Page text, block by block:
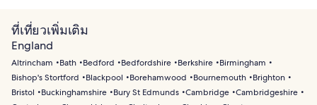
ที่เที่ยวเพิ่มเติม
England
Altrincham Bath Bedford Bedfordshire Berkshire
Birmingham
Bishop's Stortford
Blackpool Borehamwood Bournemouth
Brighton
Bristol
Buckinghamshire Bury St Edmunds Cambridge Cambridgeshire